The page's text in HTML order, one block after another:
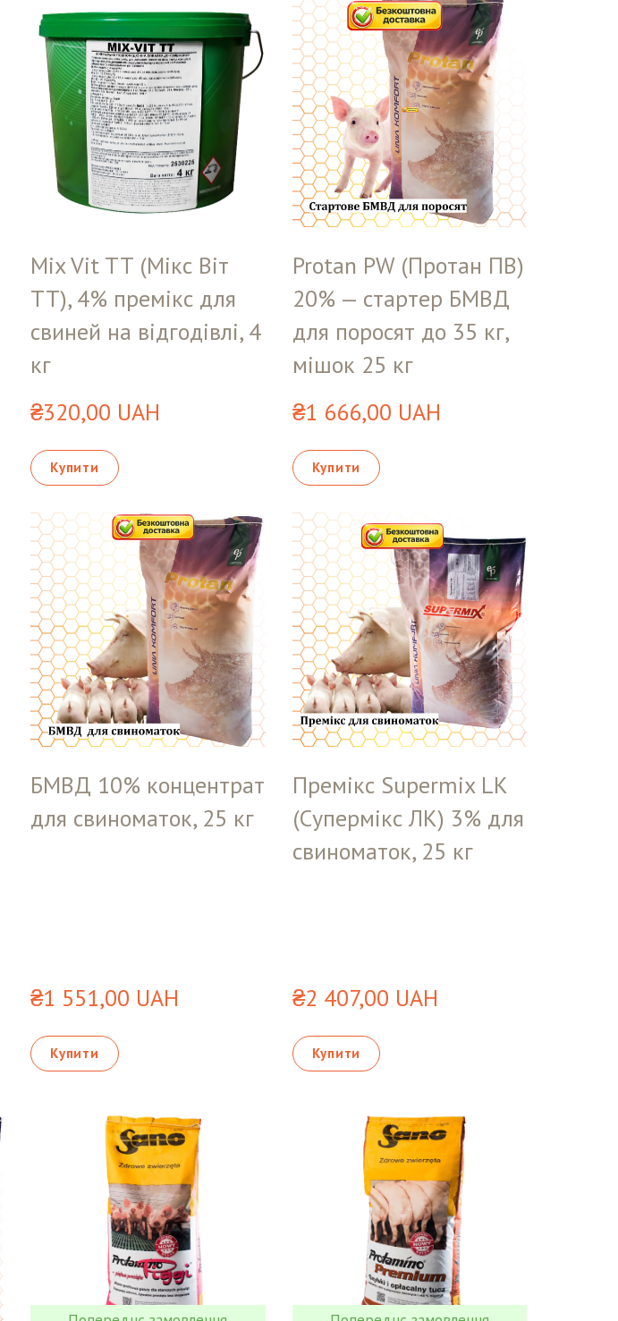
Mix Vit TT (Мікс Віт
ТТ), 4% премікс для
свиней на відгодівлі, 4
кг
₴320,00 UAH
Купити
Protan PW (Протан ПВ)
20% — стартер БМВД
для поросят до 35 кг,
мішок 25 кг
₴1 666,00 UAH
Купити
БМВД 10% концентрат
для свиноматок, 25 кг
₴1 551,00 UAH
Купити
Премікс Supermix LK
(Супермікс ЛК) 3% для
свиноматок, 25 кг
₴2 407,00 UAH
Купити